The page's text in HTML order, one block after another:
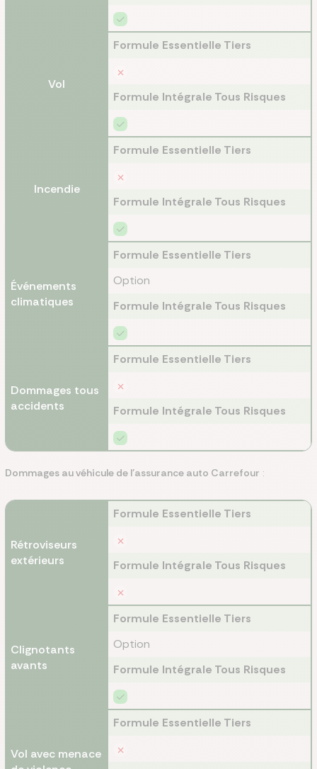
Vol
Formule Essentielle Tiers
Formule Intégrale Tous Risques
Incendie
Formule Essentielle Tiers
Formule Intégrale Tous Risques
Événements
climatiques
Formule Essentielle Tiers
Option
Formule Intégrale Tous Risques
Dommages tous
accidents
Formule Essentielle Tiers
Formule Intégrale Tous Risques
Dommages au véhicule de l’assurance auto Carrefour :
Rétroviseurs
extérieurs
Formule Essentielle Tiers
Formule Intégrale Tous Risques
Clignotants
avants
Formule Essentielle Tiers
Option
Formule Intégrale Tous Risques
Vol avec menace
Formule Essentielle Tiers